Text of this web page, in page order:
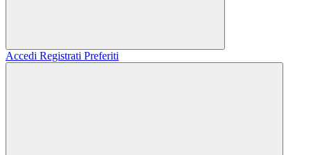
Accedi Registrati Preferiti